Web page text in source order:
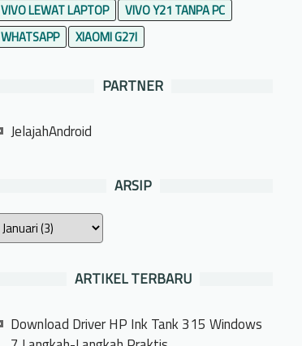
VIVO LEWAT LAPTOP
VIVO Y21 TANPA PC
WHATSAPP
XIAOMI G27I
PARTNER
JelajahAndroid
ARSIP
ARTIKEL TERBARU
Download Driver HP Ink Tank 315 Windows